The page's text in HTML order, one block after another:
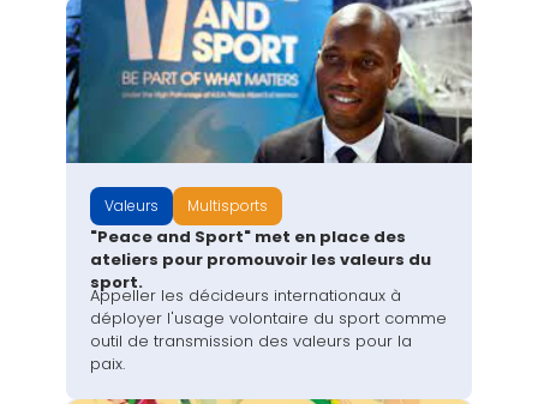
Valeurs Multisports
"Peace and Sport" met en place des
ateliers pour promouvoir les valeurs du
sport.
Appeller les décideurs internationaux à
déployer l'usage volontaire du sport comme
outil de transmission des valeurs pour la
paix.